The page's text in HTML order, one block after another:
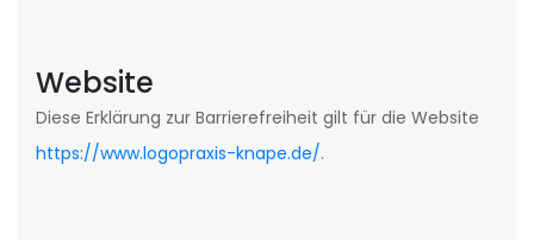
Website
Diese Erklärung zur Barrierefreiheit gilt für die Website
https://www.logopraxis-knape.de/.